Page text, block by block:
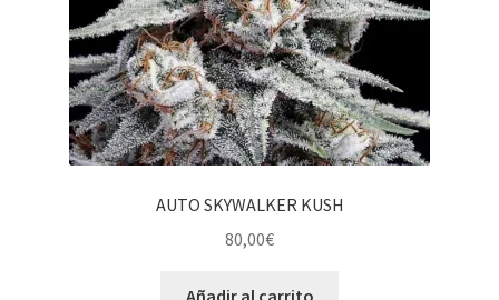
AUTO SKYWALKER KUSH
80,00€
Añadir al carrito